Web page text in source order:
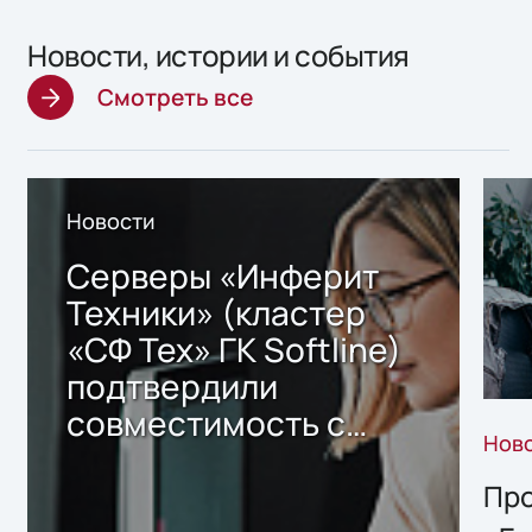
Новости, истории и события
Смотреть все
Новости
Серверы «Инферит
Техники» (кластер
«СФ Тех» ГК Softline)
подтвердили
совместимость с
решением Sharx